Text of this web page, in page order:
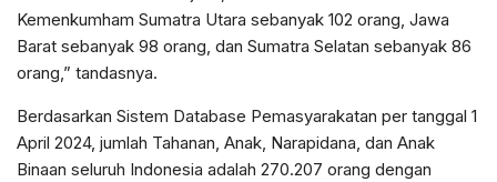
Kemenkumham Sumatra Utara sebanyak 102 orang, Jawa
Barat sebanyak 98 orang, dan Sumatra Selatan sebanyak 86
orang,” tandasnya.
Berdasarkan Sistem Database Pemasyarakatan per tanggal 1
April 2024, jumlah Tahanan, Anak, Narapidana, dan Anak
Binaan seluruh Indonesia adalah 270.207 orang dengan